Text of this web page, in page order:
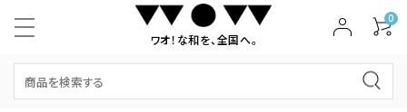
ワオ！な和を、全国へ。
0